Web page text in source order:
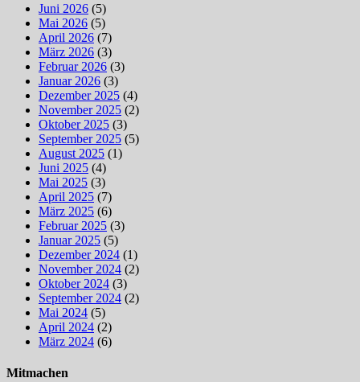
Juni 2026 (5)
Mai 2026 (5)
April 2026 (7)
März 2026 (3)
Februar 2026 (3)
Januar 2026 (3)
Dezember 2025 (4)
November 2025 (2)
Oktober 2025 (3)
September 2025 (5)
August 2025 (1)
Juni 2025 (4)
Mai 2025 (3)
April 2025 (7)
März 2025 (6)
Februar 2025 (3)
Januar 2025 (5)
Dezember 2024 (1)
November 2024 (2)
Oktober 2024 (3)
September 2024 (2)
Mai 2024 (5)
April 2024 (2)
März 2024 (6)
Mitmachen